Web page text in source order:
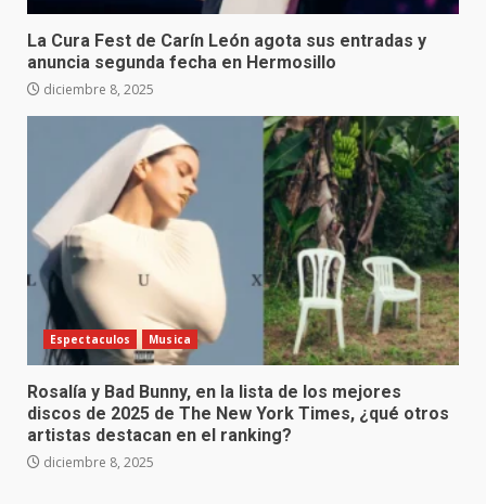
La Cura Fest de Carín León agota sus entradas y
anuncia segunda fecha en Hermosillo
diciembre 8, 2025
Espectaculos Musica
Rosalía y Bad Bunny, en la lista de los mejores
discos de 2025 de The New York Times, ¿qué otros
artistas destacan en el ranking?
diciembre 8, 2025